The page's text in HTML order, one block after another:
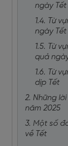
ngày Tết
1.4. Từ
ngày Tết
1.5. Từ
quả
1.6. Từ
dịp Tết
2. Những
năm 2025
3. Một số
về Tết